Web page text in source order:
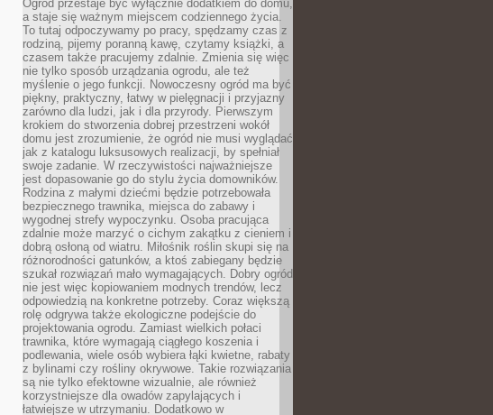
Ogród przestaje być wyłącznie dodatkiem do domu,
a staje się ważnym miejscem codziennego życia.
To tutaj odpoczywamy po pracy, spędzamy czas z
rodziną, pijemy poranną kawę, czytamy książki, a
czasem także pracujemy zdalnie. Zmienia się więc
nie tylko sposób urządzania ogrodu, ale też
myślenie o jego funkcji. Nowoczesny ogród ma być
piękny, praktyczny, łatwy w pielęgnacji i przyjazny
zarówno dla ludzi, jak i dla przyrody. Pierwszym
krokiem do stworzenia dobrej przestrzeni wokół
domu jest zrozumienie, że ogród nie musi wyglądać
jak z katalogu luksusowych realizacji, by spełniał
swoje zadanie. W rzeczywistości najważniejsze
jest dopasowanie go do stylu życia domowników.
Rodzina z małymi dziećmi będzie potrzebowała
bezpiecznego trawnika, miejsca do zabawy i
wygodnej strefy wypoczynku. Osoba pracująca
zdalnie może marzyć o cichym zakątku z cieniem i
dobrą osłoną od wiatru. Miłośnik roślin skupi się na
różnorodności gatunków, a ktoś zabiegany będzie
szukał rozwiązań mało wymagających. Dobry ogród
nie jest więc kopiowaniem modnych trendów, lecz
odpowiedzią na konkretne potrzeby. Coraz większą
rolę odgrywa także ekologiczne podejście do
projektowania ogrodu. Zamiast wielkich połaci
trawnika, które wymagają ciągłego koszenia i
podlewania, wiele osób wybiera łąki kwietne, rabaty
z bylinami czy rośliny okrywowe. Takie rozwiązania
są nie tylko efektowne wizualnie, ale również
korzystniejsze dla owadów zapylających i
łatwiejsze w utrzymaniu. Dodatkowo w